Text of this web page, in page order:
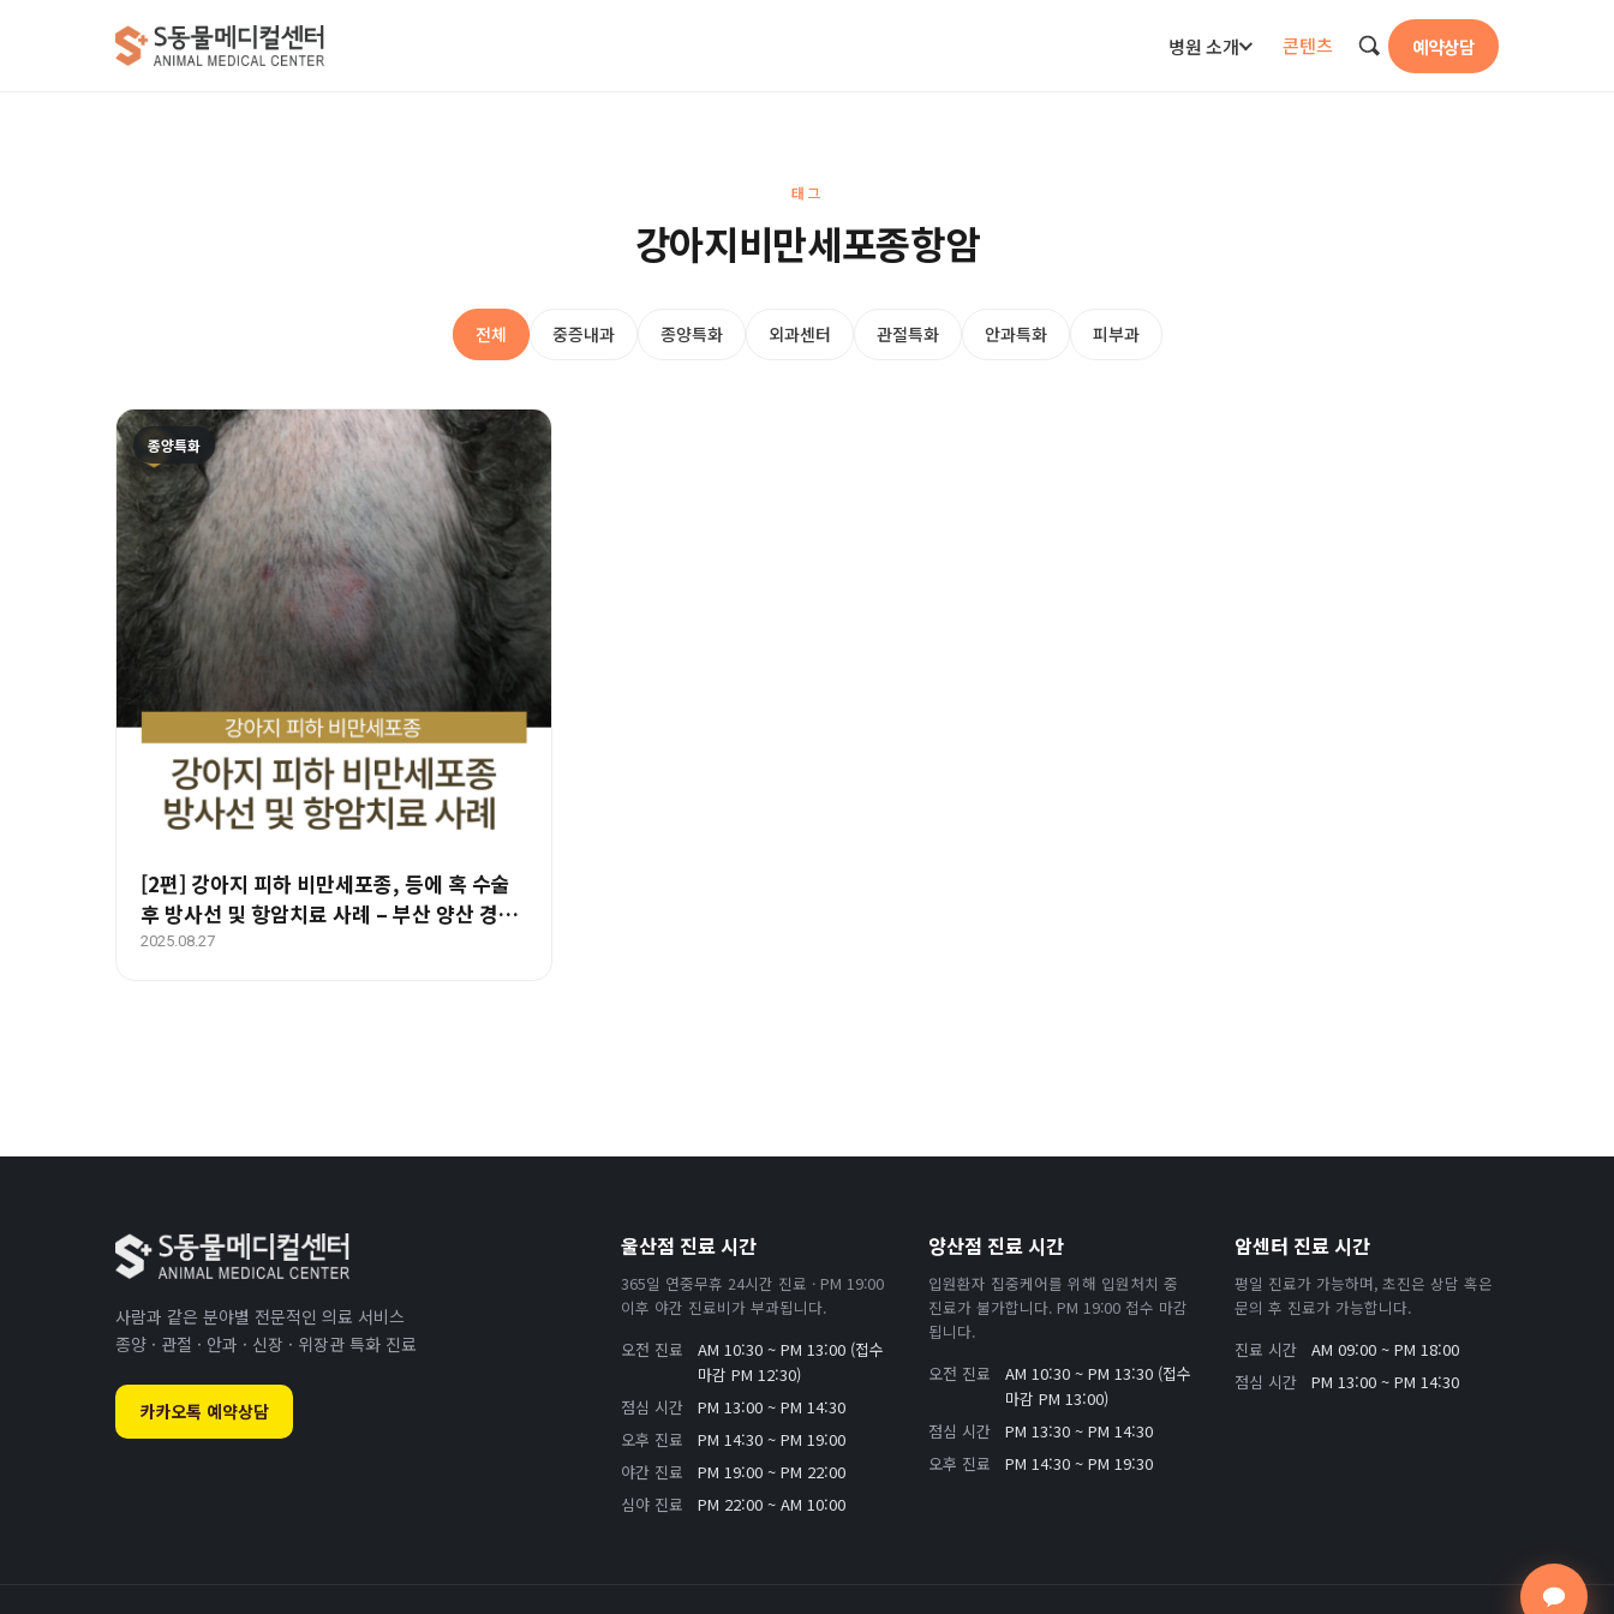
병원 소개 콘텐츠 예약상담
태그
강아지비만세포종항암
전체 중증내과 종양특화 외과센터 관절특화 안과특화 피부과
종양특화
[2편] 강아지 피하 비만세포종, 등에 혹 수술
후 방사선 및 항암치료 사례 – 부산 양산 경상
도 종양 전문 에스동물암센터
2025.08.27
사람과 같은 분야별 전문적인 의료 서비스
종양 · 관절 · 안과 · 신장 · 위장관 특화 진료
카카오톡 예약상담
울산점 진료 시간
365일 연중무휴 24시간 진료 · PM 19:00
이후 야간 진료비가 부과됩니다.
오전 진료
AM 10:30 ~ PM 13:00 (접수
마감 PM 12:30)
점심 시간
PM 13:00 ~ PM 14:30
오후 진료
PM 14:30 ~ PM 19:00
야간 진료
PM 19:00 ~ PM 22:00
심야 진료
PM 22:00 ~ AM 10:00
양산점 진료 시간
입원환자 집중케어를 위해 입원처치 중
진료가 불가합니다. PM 19:00 접수 마감
됩니다.
오전 진료
AM 10:30 ~ PM 13:30 (접수
마감 PM 13:00)
점심 시간
PM 13:30 ~ PM 14:30
오후 진료
PM 14:30 ~ PM 19:30
암센터 진료 시간
평일 진료가 가능하며, 초진은 상담 혹은
문의 후 진료가 가능합니다.
진료 시간
AM 09:00 ~ PM 18:00
점심 시간
PM 13:00 ~ PM 14:30